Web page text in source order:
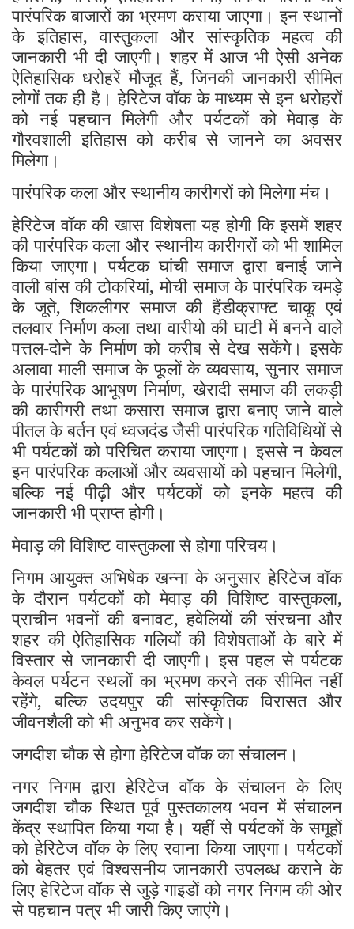
पारंपरिक बाजारों का भ्रमण कराया जाएगा। इन स्थानों
के इतिहास, वास्तुकला और सांस्कृतिक महत्व की
जानकारी भी दी जाएगी। शहर में आज भी ऐसी अनेक
ऐतिहासिक धरोहरें मौजूद हैं, जिनकी जानकारी सीमित
लोगों तक ही है। हेरिटेज वॉक के माध्यम से इन धरोहरों
को नई पहचान मिलेगी और पर्यटकों को मेवाड़ के
गौरवशाली इतिहास को करीब से जानने का अवसर
मिलेगा।
पारंपरिक कला और स्थानीय कारीगरों को मिलेगा मंच।
हेरिटेज वॉक की खास विशेषता यह होगी कि इसमें शहर
की पारंपरिक कला और स्थानीय कारीगरों को भी शामिल
किया जाएगा। पर्यटक घांची समाज द्वारा बनाई जाने
वाली बांस की टोकरियां, मोची समाज के पारंपरिक चमड़े
के जूते, शिकलीगर समाज की हैंडीक्राफ्ट चाकू एवं
तलवार निर्माण कला तथा वारीयो की घाटी में बनने वाले
पत्तल-दोने के निर्माण को करीब से देख सकेंगे। इसके
अलावा माली समाज के फूलों के व्यवसाय, सुनार समाज
के पारंपरिक आभूषण निर्माण, खेरादी समाज की लकड़ी
की कारीगरी तथा कसारा समाज द्वारा बनाए जाने वाले
पीतल के बर्तन एवं ध्वजदंड जैसी पारंपरिक गतिविधियों से
भी पर्यटकों को परिचित कराया जाएगा। इससे न केवल
इन पारंपरिक कलाओं और व्यवसायों को पहचान मिलेगी,
बल्कि नई पीढ़ी और पर्यटकों को इनके महत्व की
जानकारी भी प्राप्त होगी।
मेवाड़ की विशिष्ट वास्तुकला से होगा परिचय।
निगम आयुक्त अभिषेक खन्ना के अनुसार हेरिटेज वॉक
के दौरान पर्यटकों को मेवाड़ की विशिष्ट वास्तुकला,
प्राचीन भवनों की बनावट, हवेलियों की संरचना और
शहर की ऐतिहासिक गलियों की विशेषताओं के बारे में
विस्तार से जानकारी दी जाएगी। इस पहल से पर्यटक
केवल पर्यटन स्थलों का भ्रमण करने तक सीमित नहीं
रहेंगे, बल्कि उदयपुर की सांस्कृतिक विरासत और
जीवनशैली को भी अनुभव कर सकेंगे।
जगदीश चौक से होगा हेरिटेज वॉक का संचालन।
नगर निगम द्वारा हेरिटेज वॉक के संचालन के लिए
जगदीश चौक स्थित पूर्व पुस्तकालय भवन में संचालन
केंद्र स्थापित किया गया है। यहीं से पर्यटकों के समूहों
को हेरिटेज वॉक के लिए रवाना किया जाएगा। पर्यटकों
को बेहतर एवं विश्वसनीय जानकारी उपलब्ध कराने के
लिए हेरिटेज वॉक से जुड़े गाइडों को नगर निगम की ओर
से पहचान पत्र भी जारी किए जाएंगे।